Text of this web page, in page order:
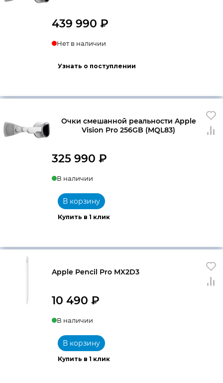
439 990 ₽
Нет в наличии
Узнать о поступлении
Очки смешанной реальности Apple
Vision Pro 256GB (MQL83)
325 990 ₽
В наличии
Купить в 1 клик
В корзину
Apple Pencil Pro MX2D3
10 490 ₽
В наличии
Купить в 1 клик
В корзину